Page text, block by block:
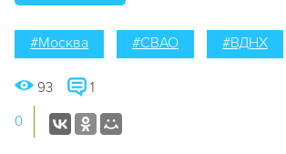
#Москва #СВАО #ВДНХ
93 1
0